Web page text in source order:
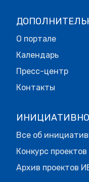
О портале
Календарь
Пресс-центр
Контакты
Все об
Конкурс
Архив проектов